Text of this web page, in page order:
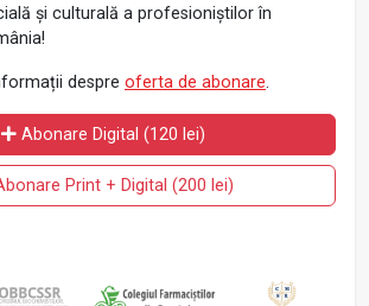
și culturală a profesioniștilor în
despre oferta de abonare.
Abonare Digital (120 lei)
Print + Digital (200 lei)